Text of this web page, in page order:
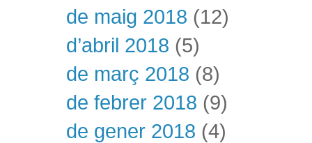
de maig 2018 (12)
d’abril 2018 (5)
de març 2018 (8)
de febrer 2018 (9)
de gener 2018 (4)